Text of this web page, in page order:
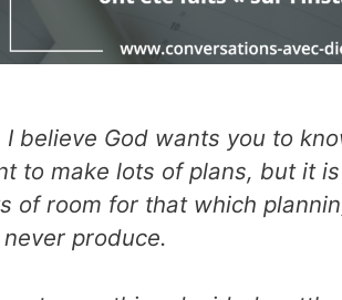
believe God wants you to
to make lots of plans, but it is
of room for that which
produce.